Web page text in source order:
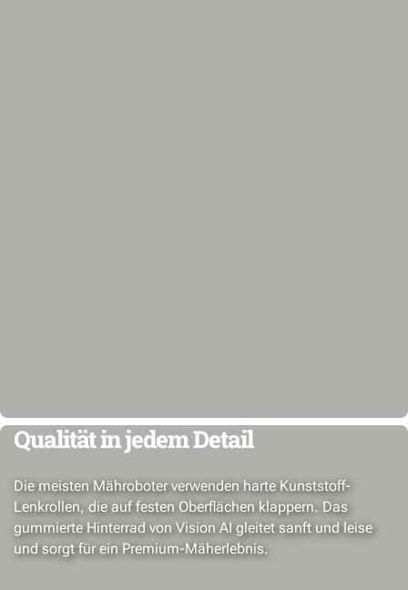
Qualität in jedem Detail
Die meisten Mähroboter verwenden harte Kunststoff-
Lenkrollen, die auf festen Oberflächen klappern. Das
gummierte Hinterrad von Vision AI gleitet sanft und leise
und sorgt für ein Premium-Mäherlebnis.